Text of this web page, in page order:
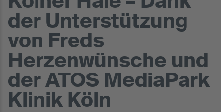
der Unterstützung
von Freds
Herzenwünsche und
der ATOS MediaPark
Klinik Köln